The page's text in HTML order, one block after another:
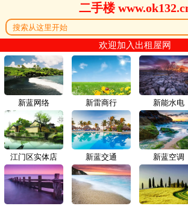
二手楼
欢迎加入出租屋网
新蓝网络 新雷商行
江门区实体店 新蓝交通
新能水电
新蓝空调